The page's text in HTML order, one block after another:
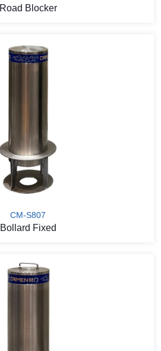
Road Blocker
CM-S807
Bollard Fixed